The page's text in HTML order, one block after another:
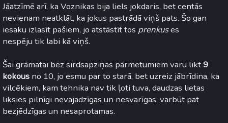
Jāatzīmē arī, ka Voznikas bija liels jokdaris, bet centās
nevienam neatklāt, ka jokus pastrādā viņš pats. Šo gan
iesaku izlasīt pašiem, jo atstāstīt tos prenkuses
nespēju tik labi kā viņš.
Šai grāmatai bez sirdsapziņas pārmetumiem varu likt9
kokous no 10, jo esmu par to starā, bet uzreiz jābrīdina, ka
vilcēkiem, kam tehnika nav tik ļoti tuva, daudzas lietas
liksies pilnīgi nevajadzīgas un nesvarīgas, varbūt pat
bezjēdzīgas un nesaprotamas.